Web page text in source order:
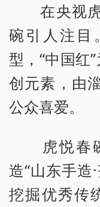
在央视虎
碗引人注目
型，“中国红
创元素，由
公众喜爱。
虎悦春碗
造“山东手造
挖掘优秀传